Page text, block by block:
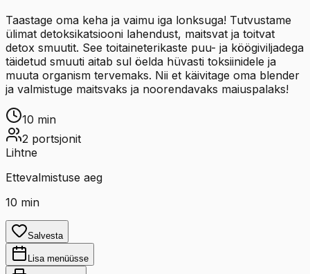
Taastage oma keha ja vaimu iga lonksuga! Tutvustame
ülimat detoksikatsiooni lahendust, maitsvat ja toitvat
detox smuutit. See toitaineterikaste puu- ja köögiviljadega
täidetud smuuti aitab sul öelda hüvasti toksiinidele ja
muuta organism tervemaks. Nii et käivitage oma blender
ja valmistuge maitsvaks ja noorendavaks maiuspalaks!
10 min
2 portsjonit
Lihtne
Ettevalmistuse aeg
10 min
Salvesta
Lisa menüüsse